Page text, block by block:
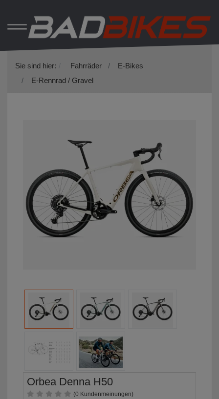
Sie sind hier: Fahrräder
E-Bikes
E-Rennrad / Gravel
Orbea Denna H50
(0 Kundenmeinungen)